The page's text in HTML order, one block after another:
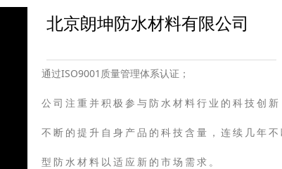
北京朗坤防水材料有限公司
通过ISO9001质量管理体系认证；
公司注重并积极参与防水材料行业的科技创
不断的提升自身产品的科技含量，连续几年
型防水材料以适应新的市场需求。